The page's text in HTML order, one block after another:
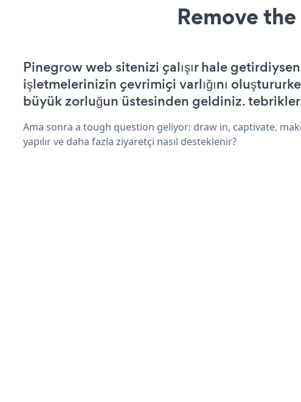
Remove
Pinegrow web sitenizi çalışır hale
işletmelerinizin çevrimiçi varlığını
büyük zorluğun üstesinden geldiniz.
Ama sonra a tough question geliyor: draw in, captivate,
yapılır ve daha fazla ziyaretçi nasıl desteklenir?